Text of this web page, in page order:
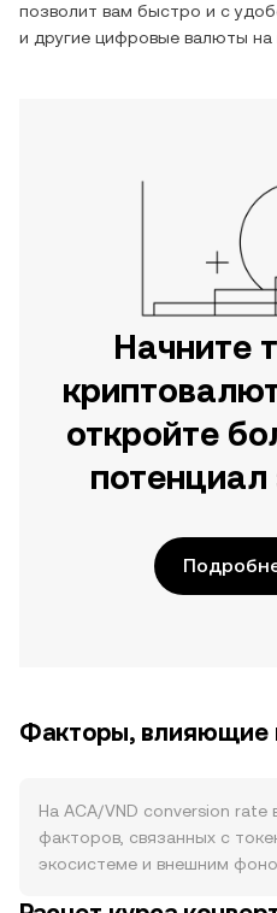
позволит вам быстро и с
и другие цифровые валюты на
Начните
откройте
потенциал
Факторы, влияющие
На ACA/VND conversion rate
факторов, связанных с
экосистеме и внешним